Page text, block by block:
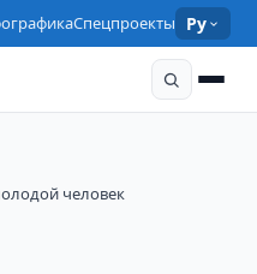
Спецпроекты Ру
человек